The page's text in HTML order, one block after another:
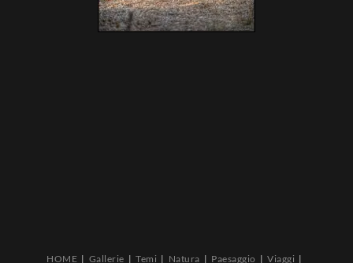
HOME Gallerie Temi Natura Paesaggio Viaggi